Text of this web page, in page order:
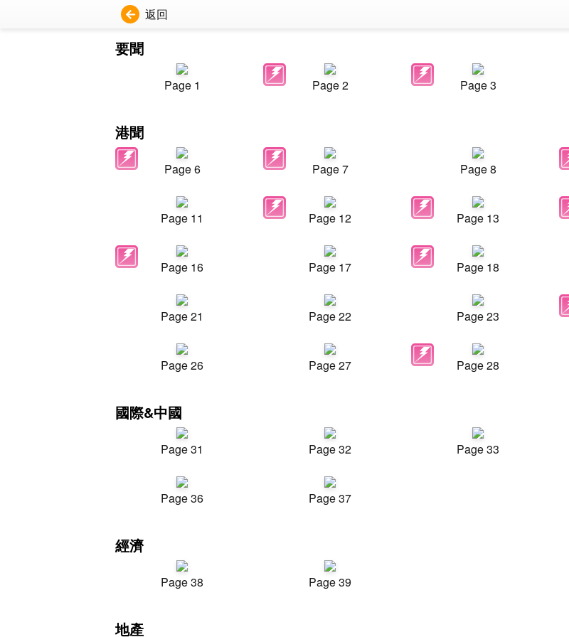
返回
要聞
Page 1 Page 2 Page 3
港聞
Page 6 Page 7 Page 8
Page 11 Page 12 Page 13
Page 16 Page 17 Page 18
Page 21 Page 22 Page 23
Page 26 Page 27 Page 28
國際&中國
Page 31 Page 32 Page 33
Page 36 Page 37
經濟
Page 38 Page 39
地產